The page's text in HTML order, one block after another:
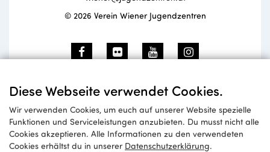
Diese Webseite verwendet Cookies.
Wir verwenden Cookies, um euch auf unserer Website spezielle
Funktionen und Serviceleistungen anzubieten. Du musst nicht alle
Cookies akzeptieren. Alle Informationen zu den verwendeten
Cookies erhältst du in unserer Datenschutzerklärung.
© 2026 Verein Wiener Jugendzentren
Newsletteranmeldung
Anmelden